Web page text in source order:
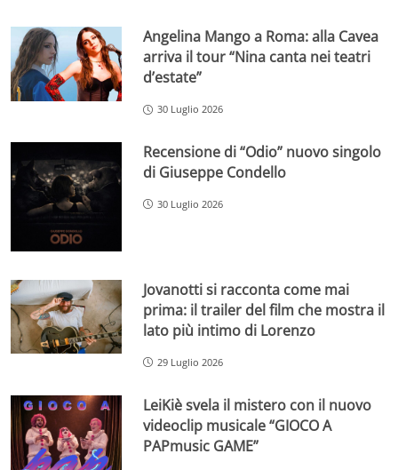
Angelina Mango a Roma: alla Cavea
arriva il tour “Nina canta nei teatri
d’estate”
30 Luglio 2026
Recensione di “Odio” nuovo singolo
di Giuseppe Condello
30 Luglio 2026
Jovanotti si racconta come mai
prima: il trailer del film che mostra il
lato più intimo di Lorenzo
29 Luglio 2026
LeiKiè svela il mistero con il nuovo
videoclip musicale “GIOCO A
PAPmusic GAME”